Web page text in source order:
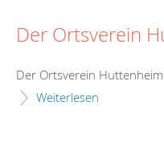
Der Ortsverein
Der Ortsverein
Weiterlesen